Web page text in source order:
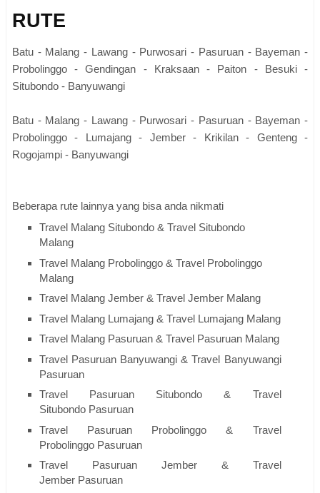
RUTE
Batu - Malang - Lawang - Purwosari - Pasuruan - Bayeman -
Probolinggo - Gendingan - Kraksaan - Paiton - Besuki -
Situbondo - Banyuwangi
Batu - Malang - Lawang - Purwosari - Pasuruan - Bayeman -
Probolinggo - Lumajang - Jember - Krikilan - Genteng -
Rogojampi - Banyuwangi
Beberapa rute lainnya yang bisa anda nikmati
Travel Malang Situbondo & Travel Situbondo
Malang
Travel Malang Probolinggo & Travel Probolinggo
Malang
Travel Malang Jember & Travel Jember Malang
Travel Malang Lumajang & Travel Lumajang Malang
Travel Malang Pasuruan & Travel Pasuruan Malang
Travel Pasuruan Banyuwangi & Travel Banyuwangi
Pasuruan
Travel Pasuruan Situbondo & Travel
Situbondo Pasuruan
Travel Pasuruan Probolinggo & Travel
Probolinggo Pasuruan
Travel Pasuruan Jember & Travel
Jember Pasuruan